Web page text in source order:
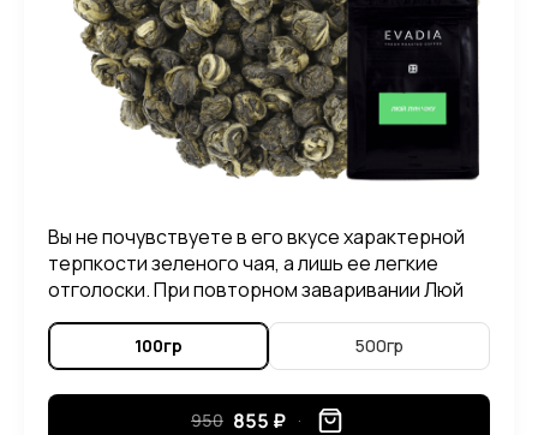
Вы не почувствуете в его вкусе характерной
терпкости зеленого чая, а лишь ее легкие
отголоски. При повторном заваривании Люй
Лун Чжу, можно ощутить в его вкусе приятные
нотки злаковых растений.
100гр 500гр
950 855 ₽